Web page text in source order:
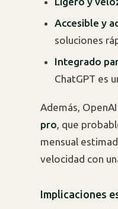
Accesible y
soluciones
Integrado
ChatGPT es
Además,
pro , que
mensual
velocidad con
Implicaciones